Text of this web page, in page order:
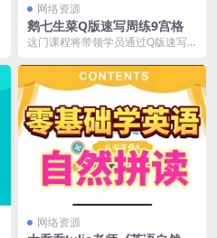
网络资源
鹅七生菜Q版速写周练9宫格
这门课程将带领学员通过Q版速写
爱形象。学员将掌握...
网络资源